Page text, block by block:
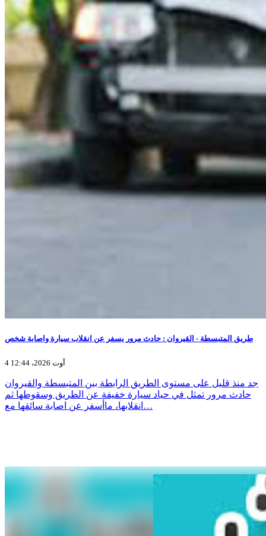
طريق المتبسطة - القيروان : حادث مرور يسفر عن انقلاب سيارة واصابة شخص
4 أوت 2026، 12:44
جد منذ قليل على مستوى الطريق الرابطة بين المتبسطة والقيروان
حادث مرور تمثل في حياد سيارة خفيفة عن الطريق وسقوطها ثم
انقلابها، ماأسفر عن اصابة سائقها مع…